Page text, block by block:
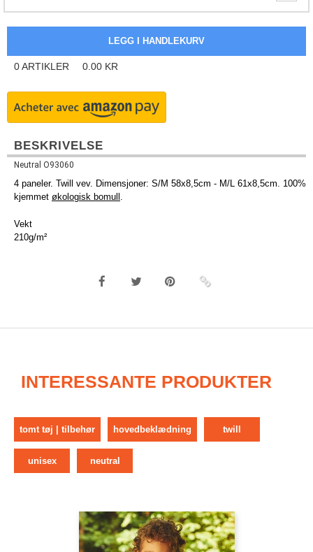
0ARTIKLER 0.00 KR
BESKRIVELSE
Neutral O93060
4 paneler. Twill vev. Dimensjoner: S/M 58x8,5cm - M/L 61x8,5cm. 100%
kjemmet økologisk bomull .
Vekt
210g/m²
INTERESSANTE PRODUKTER
tomt tøj | tilbehør hovedbeklædning twill
unisex neutral